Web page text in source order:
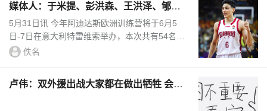
媒体人：于米提、彭洪森、王洪泽、郇思
枫将参加阿迪欧洲训练营
5月31日讯 今年阿迪达斯欧洲训练营将于6月5
日-7日在意大利特雷维索举办，本次共有54名来
自全球的年轻球员参与。媒体人球圈赵探长发文
佚名
卢伟：双外援出战大家都在做出牺牲 会针